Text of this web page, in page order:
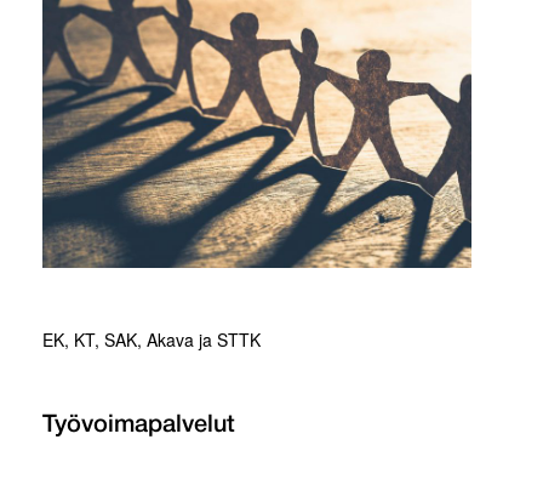
EK, KT, SAK, Akava ja STTK
Työvoimapalvelut